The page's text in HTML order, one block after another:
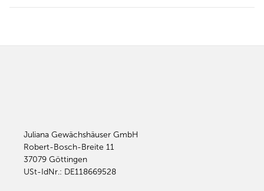
Juliana Gewächshäuser GmbH
Robert-Bosch-Breite 11
37079 Göttingen
USt-IdNr.: DE118669528